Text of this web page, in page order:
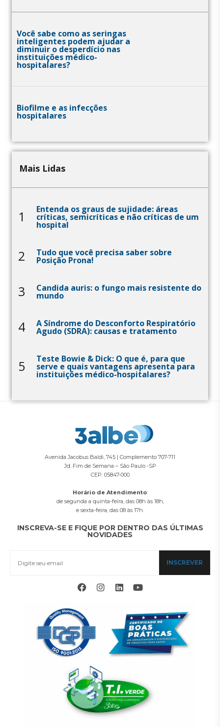
Você sabe como as seringas
inteligentes podem ajudar a
diminuir o desperdício nas
instituições médico-
hospitalares?
Biofilme e as infecções
hospitalares
Mais Lidas
1 Entenda os graus de sujidade: áreas
críticas, semicríticas e não críticas de um
hospital
2 Tudo que você precisa saber sobre
Posição Prona!
3 Candida auris: o fungo mais resistente do
mundo
4 A Síndrome do Desconforto Respiratório
Agudo (SDRA): causas e tratamento
5 Teste Bowie & Dick: O que é, para que
serve e quais vantagens apresenta para
instituições médico-hospitalares?
Avenida Jacobus Baldi, 745 | Complemento 707-711
Jd. Fim de Semana – São Paulo -SP
CEP: 05847-000
Horário de Atendimento:
de segunda a quinta-feira, das 08h às 18h,
e sexta-feira, das 08 às 17h.
INSCREVA-SE E FIQUE POR DENTRO DAS ÚLTIMAS
NOVIDADES
INSCREVER